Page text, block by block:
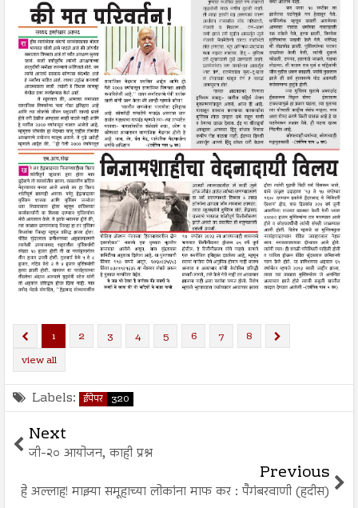
1 2 3 4 5 6 7
8
view all
Labels: ईपेपर 320
Next
जी-२० आयोजन, काही प्रश्न
Previous
हे अल्लाह! माझ्या समूहाच्या लोकांना माफ कर : पैगंबरवाणी (हदीस)